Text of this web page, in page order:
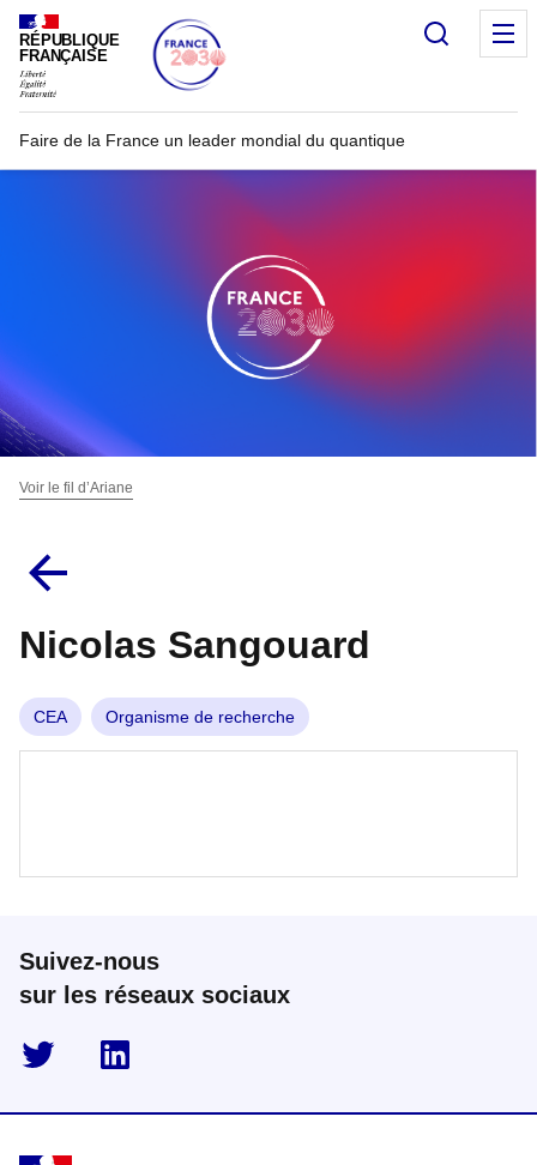
RÉPUBLIQUE
FRANÇAISE
Faire de la France un leader mondial du quantique
Voir le fil d’Ariane
Nicolas Sangouard
CEA Organisme de recherche
Suivez-nous
sur les réseaux sociaux
twitter